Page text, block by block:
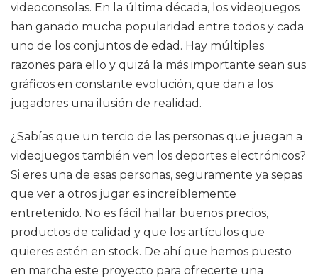
videoconsolas. En la última década, los videojuegos
han ganado mucha popularidad entre todos y cada
uno de los conjuntos de edad. Hay múltiples
razones para ello y quizá la más importante sean sus
gráficos en constante evolución, que dan a los
jugadores una ilusión de realidad.
¿Sabías que un tercio de las personas que juegan a
videojuegos también ven los deportes electrónicos?
Si eres una de esas personas, seguramente ya sepas
que ver a otros jugar es increíblemente
entretenido. No es fácil hallar buenos precios,
productos de calidad y que los artículos que
quieres estén en stock. De ahí que hemos puesto
en marcha este proyecto para ofrecerte una